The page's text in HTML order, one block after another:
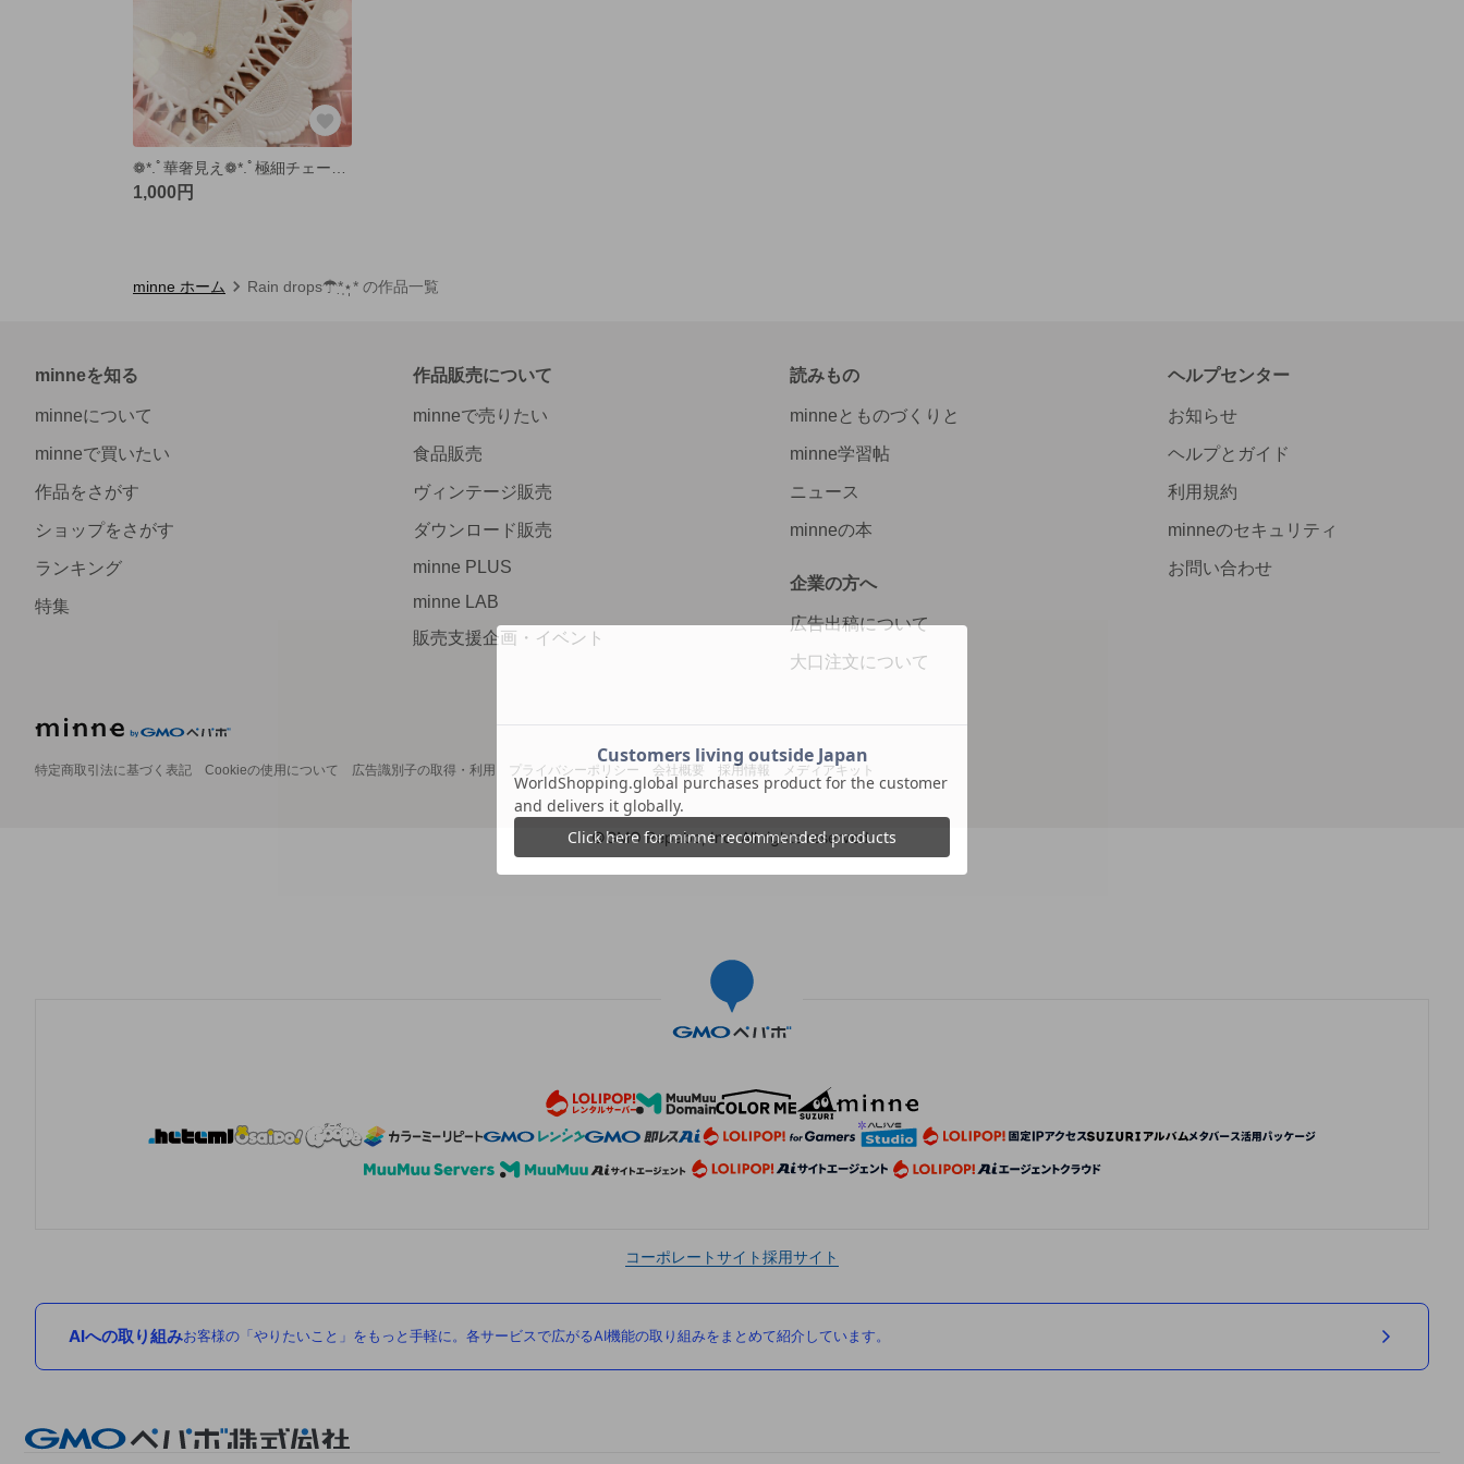
1,000円
minne ホーム Rain drops☂︎*̣̩⋆̩* の作品一覧
minneを知る
minneについて
minneで買いたい
作品をさがす
ショップをさがす
ランキング
特集
作品販売について
minneで売りたい
食品販売
ヴィンテージ販売
ダウンロード販売
minne PLUS
minne LAB
販売支援企画・イベント
読みもの
minneとものづくりと
minne学習帖
ニュース
minneの本
企業の方へ
広告出稿について
大口注文について
ヘルプセンター
お知らせ
ヘルプとガイド
利用規約
minneのセキュリティ
お問い合わせ
特定商取引法に基づく表記 Cookieの使用について 広告識別子の取得・利用 プライバシーポリシー 会社概要 採用情報 メディアキット
©GMO Pepabo, Inc. All rights reserved.
コーポレートサイト採用サイト
AIへの取り組みお客様の「やりたいこと」をもっと手軽に。各サービスで広がるAI機能の取り組みをまとめて紹介しています。